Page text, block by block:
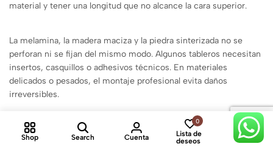
material y tener una longitud que no alcance la cara superior.
La melamina, la madera maciza y la piedra sinterizada no se
perforan ni se fijan del mismo modo. Algunos tableros necesitan
insertos, casquillos o adhesivos técnicos. En materiales
delicados o pesados, el montaje profesional evita daños
irreversibles.
Durante la instalación, centra la base y comprueba las
diagonales. Aprieta los tornillos de forma gradual, alternando
Shop Search Cuenta
0
Lista de
deseos
0
Cart